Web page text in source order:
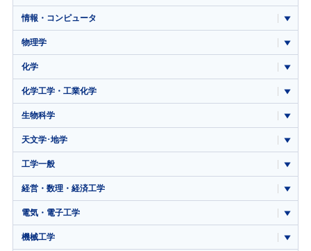
情報・コンピュータ
物理学
化学
化学工学・工業化学
生物科学
天文学･地学
工学一般
経営・数理・経済工学
電気・電子工学
機械工学